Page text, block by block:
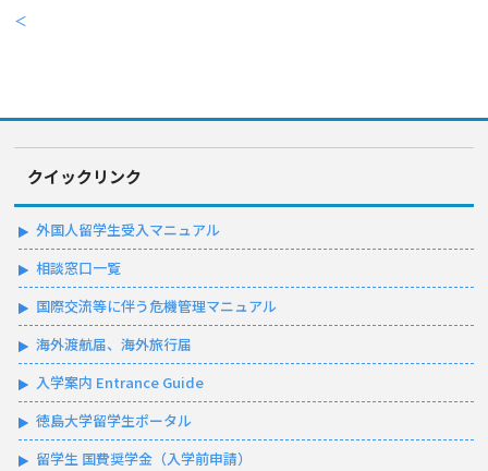
＜
クイックリンク
外国人留学生受入マニュアル
相談窓口一覧
国際交流等に伴う危機管理マニュアル
海外渡航届、海外旅行届
入学案内 Entrance Guide
徳島大学留学生ポータル
留学生 国費奨学金（入学前申請）